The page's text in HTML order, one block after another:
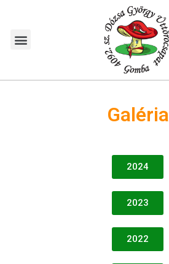
Galéria
2024
2023
2022